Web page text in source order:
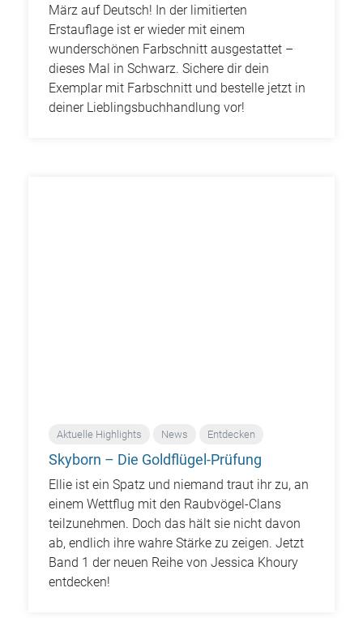
März auf Deutsch! In der limitierten
Erstauflage ist er wieder mit einem
wunderschönen Farbschnitt ausgestattet –
dieses Mal in Schwarz. Sichere dir dein
Exemplar mit Farbschnitt und bestelle jetzt in
deiner Lieblingsbuchhandlung vor!
Aktuelle Highlights News Entdecken
Skyborn – Die Goldflügel-Prüfung
Ellie ist ein Spatz und niemand traut ihr zu, an
einem Wettflug mit den Raubvögel-Clans
teilzunehmen. Doch das hält sie nicht davon
ab, endlich ihre wahre Stärke zu zeigen. Jetzt
Band 1 der neuen Reihe von Jessica Khoury
entdecken!